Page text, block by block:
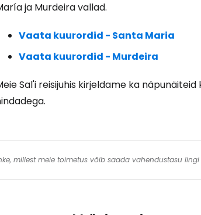
ja Murdeira vallad.
Vaata kuurordid - Santa Maria
Vaata kuurordid - Murdeira
Sal'i reisijuhis kirjeldame ka
millest meie toimetus võib saada vahendustasu lingi